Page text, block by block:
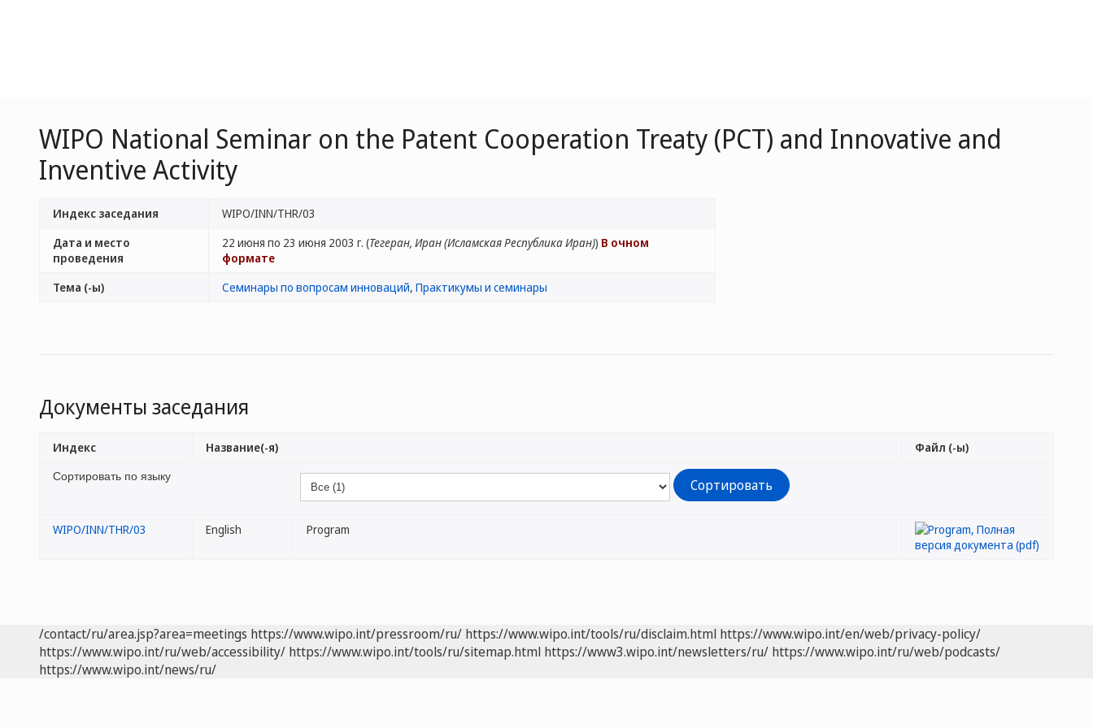
WIPO National Seminar on the Patent Cooperation Treaty (PCT) and Innovative and
Inventive Activity
Индекс заседания
WIPO/INN/THR/03
Дата и место
проведения
22 июня по 23 июня 2003 г. (Тегеран, Иран (Исламская Республика Иран)) В очном
формате
Тема (-ы)
Семинары по вопросам инноваций, Практикумы и семинары
Документы заседания
Сортировать по языку
Индекс Название(-я) Файл (-ы)
WIPO/INN/THR/03 English Program
/contact/ru/area.jsp?area=meetings https://www.wipo.int/pressroom/ru/ https://www.wipo.int/tools/ru/disclaim.html https://www.wipo.int/en/web/privacy-policy/
https://www.wipo.int/ru/web/accessibility/ https://www.wipo.int/tools/ru/sitemap.html https://www3.wipo.int/newsletters/ru/ https://www.wipo.int/ru/web/podcasts/
https://www.wipo.int/news/ru/